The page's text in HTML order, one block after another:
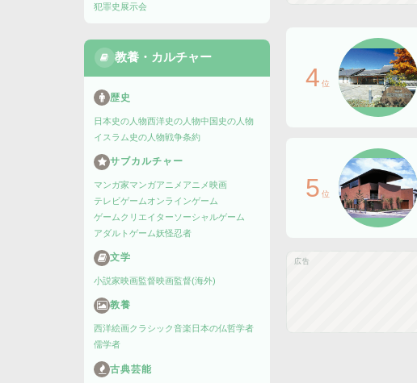
犯罪史 展示会
教養・カルチャー
歴史
日本史の人物西洋史の人物中国史の人物
イスラム史の人物戦争条約
サブカルチャー
マンガ家マンガアニメ アニメ映画
テレビゲームオンラインゲーム
ゲームクリエイターソーシャルゲーム
アダルトゲーム妖怪忍者
文学
小説家映画監督映画監督(海外)
教養
西洋絵画クラシック音楽 日本の仏哲学者
儒学者
古典芸能
4 位
5 位
広告